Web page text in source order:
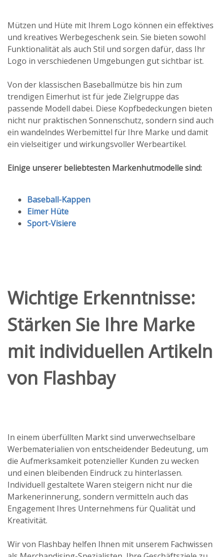
Mützen und Hüte mit Ihrem Logo können ein effektives
und kreatives Werbegeschenk sein. Sie bieten sowohl
Funktionalität als auch Stil und sorgen dafür, dass Ihr
Logo in verschiedenen Umgebungen gut sichtbar ist.
Von der klassischen Baseballmütze bis hin zum
trendigen Eimerhut ist für jede Zielgruppe das
passende Modell dabei. Diese Kopfbedeckungen bieten
nicht nur praktischen Sonnenschutz, sondern sind auch
ein wandelndes Werbemittel für Ihre Marke und damit
ein vielseitiger und wirkungsvoller Werbeartikel.
Einige unserer beliebtesten Markenhutmodelle sind:
Baseball-Kappen
Eimer Hüte
Sport-Visiere
Wichtige Erkenntnisse:
Stärken Sie Ihre Marke
mit individuellen Artikeln
von Flashbay
In einem überfüllten Markt sind unverwechselbare
Werbematerialien von entscheidender Bedeutung, um
die Aufmerksamkeit potenzieller Kunden zu wecken
und einen bleibenden Eindruck zu hinterlassen.
Individuell gestaltete Waren steigern nicht nur die
Markenerinnerung, sondern vermitteln auch das
Engagement Ihres Unternehmens für Qualität und
Kreativität.
Wir von Flashbay helfen Ihnen mit unserem Fachwissen